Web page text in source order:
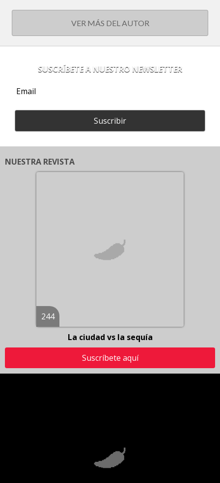
VER MÁS DEL AUTOR
SUSCRÍBETE A NUESTRO NEWSLETTER
Suscribir
NUESTRA REVISTA
244
La ciudad vs la sequía
Suscríbete aquí